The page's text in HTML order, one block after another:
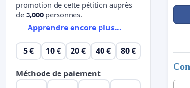
promotion de cette pétition auprès
de 3,000 personnes.
Apprendre encore plus...
5 € 10 € 20 € 40 € 80 €
Méthode de paiement